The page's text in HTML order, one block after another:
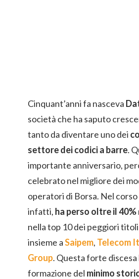
Cinquant’anni fa nasceva
società che ha saputo
tanto da diventare uno dei
settore dei codici a barre.
importante anniversario,
celebrato nel migliore dei
operatori di Borsa. Nel corso
infatti, ha perso oltre il 40%
nella top 10 dei peggiori
insieme aSaipem, Telecom
Group. Questa forte
formazione del minimo